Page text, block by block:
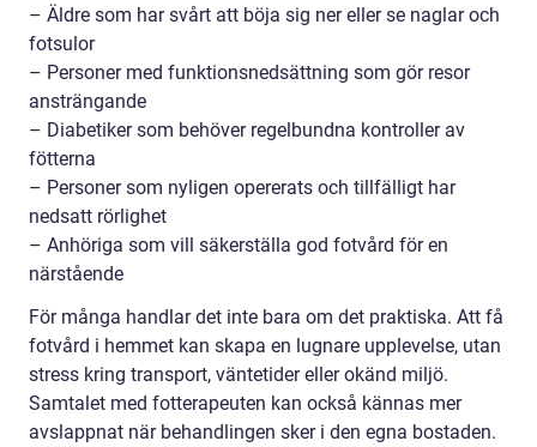
– Äldre som har svårt att böja sig ner eller se naglar och
fotsulor
– Personer med funktionsnedsättning som gör resor
ansträngande
– Diabetiker som behöver regelbundna kontroller av
fötterna
– Personer som nyligen opererats och tillfälligt har
nedsatt rörlighet
– Anhöriga som vill säkerställa god fotvård för en
närstående
För många handlar det inte bara om det praktiska. Att få
fotvård i hemmet kan skapa en lugnare upplevelse, utan
stress kring transport, väntetider eller okänd miljö.
Samtalet med fotterapeuten kan också kännas mer
avslappnat när behandlingen sker i den egna bostaden.